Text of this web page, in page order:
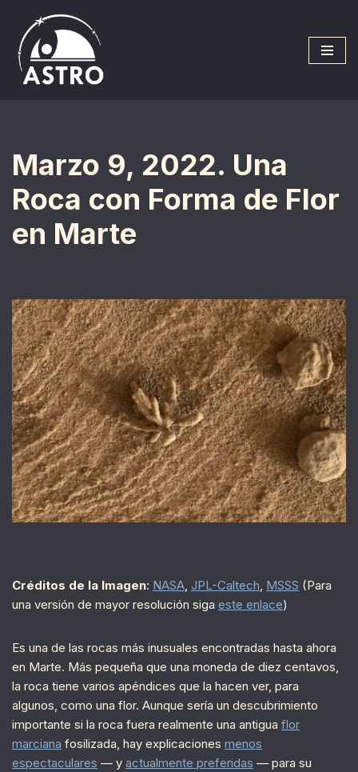
Saltar
al
contenido
Marzo 9, 2022. Una
Roca con Forma de Flor
en Marte
Créditos de la Imagen: NASA, JPL-Caltech, MSSS (Para
una versión de mayor resolución siga este enlace)
Es una de las rocas más inusuales encontradas hasta ahora
en Marte. Más pequeña que una moneda de diez centavos,
la roca tiene varios apéndices que la hacen ver, para
algunos, como una flor. Aunque sería un descubrimiento
importante si la roca fuera realmente una antigua flor
marciana fosilizada, hay explicaciones menos
espectaculares — y actualmente preferidas — para su